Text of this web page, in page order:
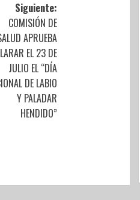
Siguiente:
COMISIÓN DE
APRUEBA
EL 23 DE
JULIO EL “DÍA
DE LABIO
Y PALADAR
HENDIDO”